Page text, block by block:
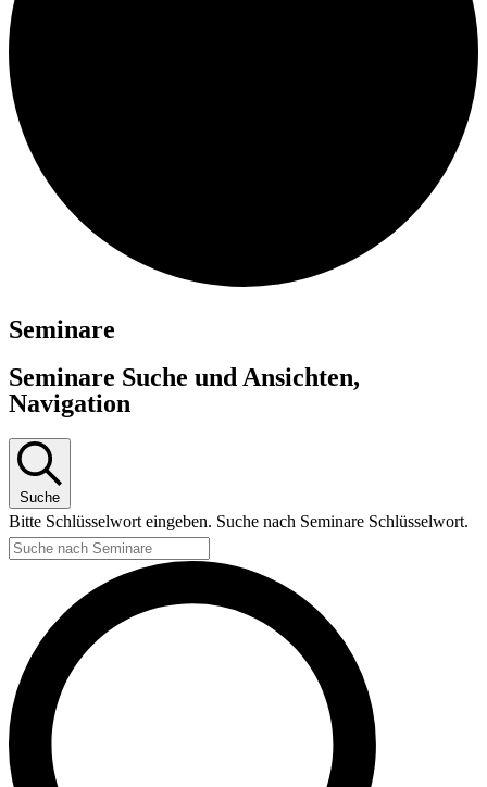
Seminare
Seminare Suche und Ansichten,
Navigation
Suche
Bitte Schlüsselwort eingeben. Suche nach Seminare Schlüsselwort.